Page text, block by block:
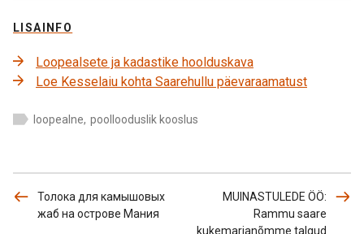
LISAINFO
Loopealsete ja kadastike hoolduskava
Loe Kesselaiu kohta Saarehullu päevaraamatust
loopealne, poollooduslik kooslus
Толока для камышовых
жаб на острове Мания
MUINASTULEDE ÖÖ:
Rammu saare
kukemarjanõmme talgud